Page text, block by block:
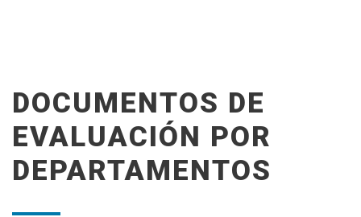
DOCUMENTOS DE
EVALUACIÓN POR
DEPARTAMENTOS